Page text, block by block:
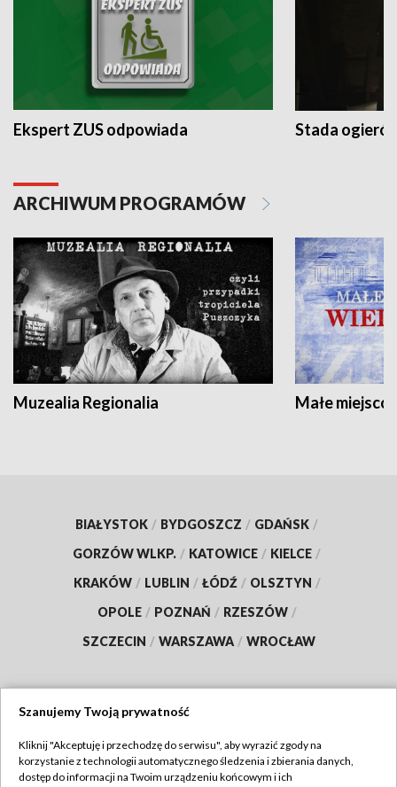
Ekspert ZUS odpowiada Stada
ARCHIWUM PROGRAMÓW
Muzealia Regionalia Małe
BIAŁYSTOK / BYDGOSZCZ / GDAŃSK /
GORZÓW WLKP. / KATOWICE / KIELCE /
KRAKÓW / LUBLIN / ŁÓDŹ / OLSZTYN /
OPOLE / POZNAŃ / RZESZÓW /
SZCZECIN / WARSZAWA / WROCŁAW
TVP
Szanujemy Twoją prywatność
Kliknij "Akceptuję i przechodzę do serwisu", aby wyrazić zgody na
korzystanie z technologii automatycznego śledzenia i zbierania danych,
dostęp do informacji na Twoim urządzeniu końcowym i ich